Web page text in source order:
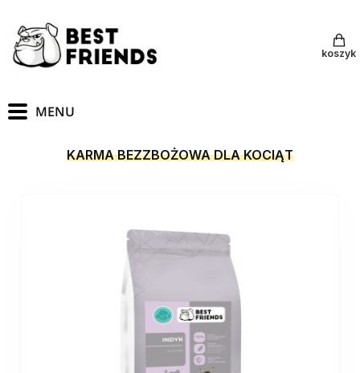
koszyk
KARMA BEZZBOŻOWA DLA KOCIĄT